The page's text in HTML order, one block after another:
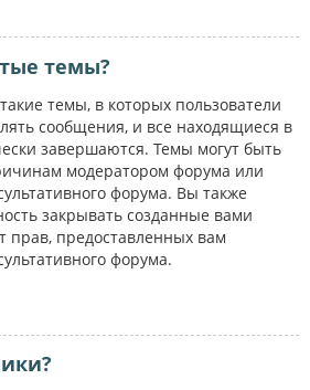
темы?
темы, в которых пользователи
сообщения, и все находящиеся в
завершаются. Темы могут быть
модератором форума или
форума. Вы также
закрывать созданные вами
прав, предоставленных вам
форума.